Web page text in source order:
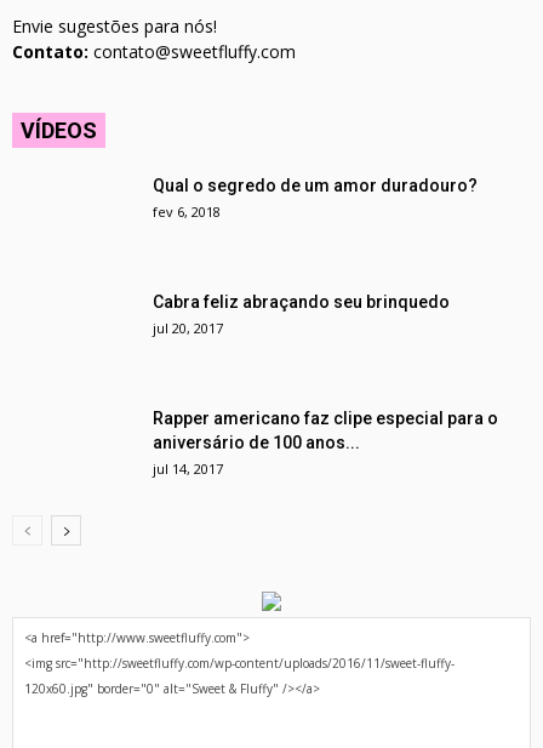
Envie sugestões para nós!
Contato: contato@sweetfluffy.com
VÍDEOS
Qual o segredo de um amor duradouro?
fev 6, 2018
Cabra feliz abraçando seu brinquedo
jul 20, 2017
Rapper americano faz clipe especial para o
aniversário de 100 anos...
jul 14, 2017